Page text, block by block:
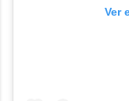
Ver